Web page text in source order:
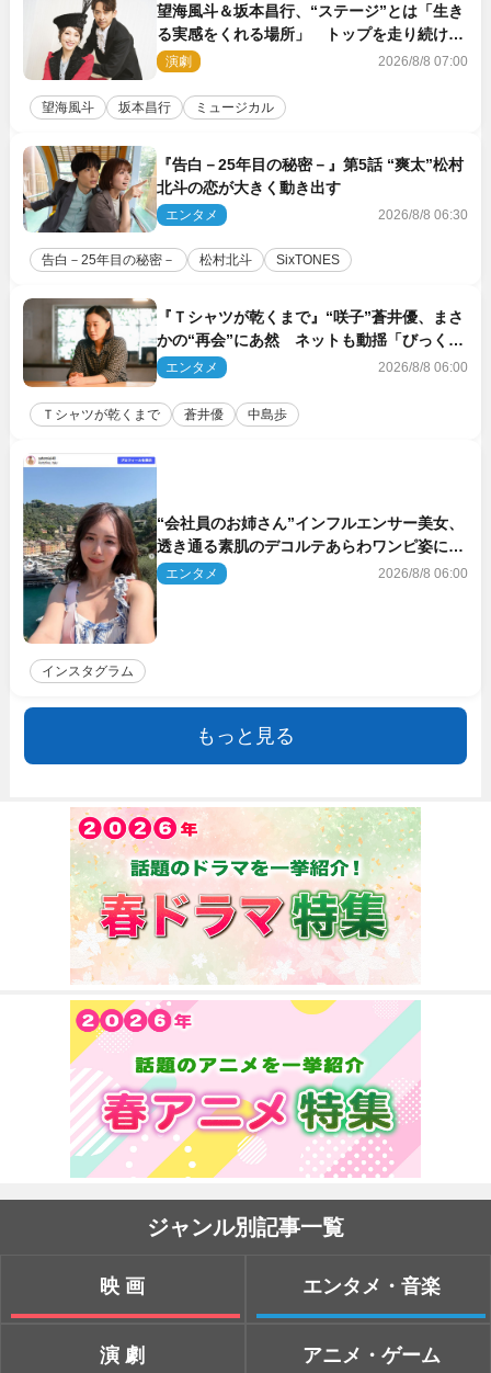
望海風斗＆坂本昌行、“ステージ”とは「生き
る実感をくれる場所」 トップを走り続ける
原動力を語る
演劇 2026/8/8 07:00
望海風斗 坂本昌行 ミュージカル
『告白－25年目の秘密－』第5話 “爽太”松村
北斗の恋が大きく動き出す
エンタメ 2026/8/8 06:30
告白－25年目の秘密－ 松村北斗 SixTONES
『Ｔシャツが乾くまで』“咲子”蒼井優、まさ
かの“再会”にあ然 ネットも動揺「びっくり
した!!」「今さら?!」（ネタバレあり）
エンタメ 2026/8/8 06:00
Ｔシャツが乾くまで 蒼井優 中島歩
“会社員のお姉さん”インフルエンサー美女、
透き通る素肌のデコルテあらわワンピ姿に反
響エンタメ 2026/8/8 06:00
インスタグラム
もっと見る
ジャンル別記事一覧
映画
演劇
エンタメ・音楽
アニメ・ゲーム